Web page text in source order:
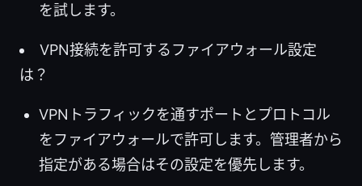
を試します。
VPN接続を許可するファイアウォール設定
は？
VPNトラフィックを通すポートとプロトコル
をファイアウォールで許可します。管理者から
指定がある場合はその設定を優先します。